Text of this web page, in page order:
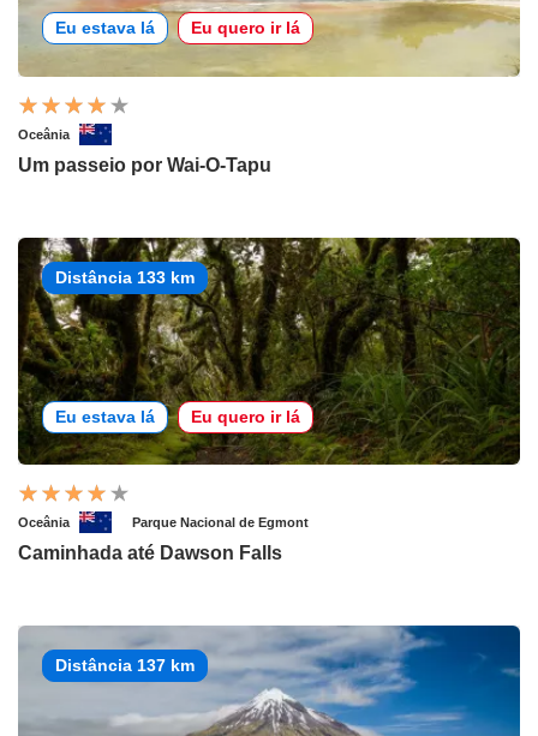
Eu estava lá Eu quero ir lá
Oceânia
Um passeio por Wai-O-Tapu
Distância 133 km
Eu estava lá Eu quero ir lá
Oceânia Parque Nacional de Egmont
Caminhada até Dawson Falls
Distância 137 km